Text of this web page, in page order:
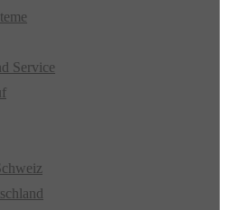
Service